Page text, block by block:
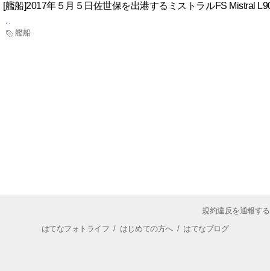
[艦船]2017年５月５日佐世保を出港するミストラルFS Mistral
艦船
規約違反を通報する
はてなフォトライフ / はじめての方へ/ はてなブログ